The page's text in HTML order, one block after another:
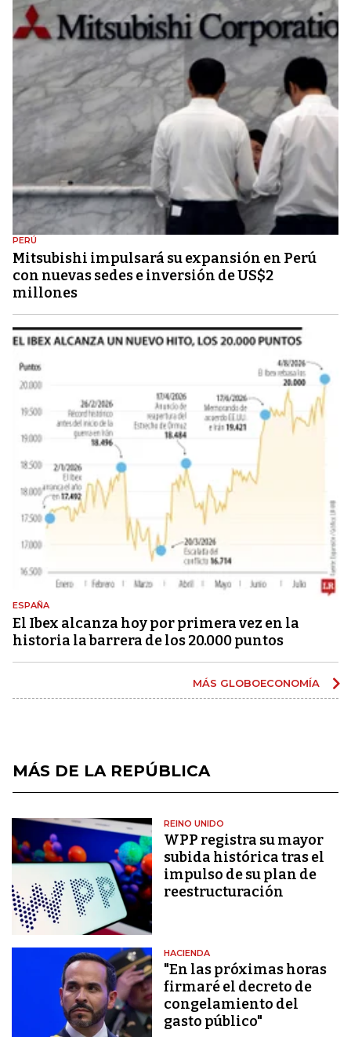
PERÚ
Mitsubishi impulsará su expansión en Perú
con nuevas sedes e inversión de US$2
millones
ESPAÑA
El Ibex alcanza hoy por primera vez en la
historia la barrera de los 20.000 puntos
MÁS GLOBOECONOMÍA
MÁS DE LA REPÚBLICA
REINO UNIDO
WPP registra su mayor
subida histórica tras el
impulso de su plan de
reestructuración
HACIENDA
"En las próximas horas
firmaré el decreto de
congelamiento del
gasto público"